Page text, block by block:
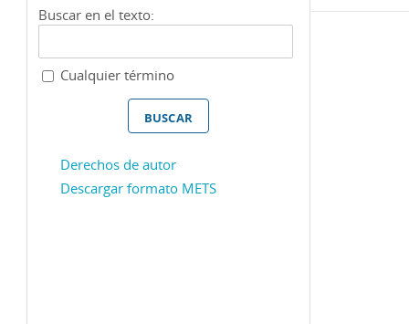
Buscar en el texto:
Cualquier término
Derechos de autor
Descargar formato METS